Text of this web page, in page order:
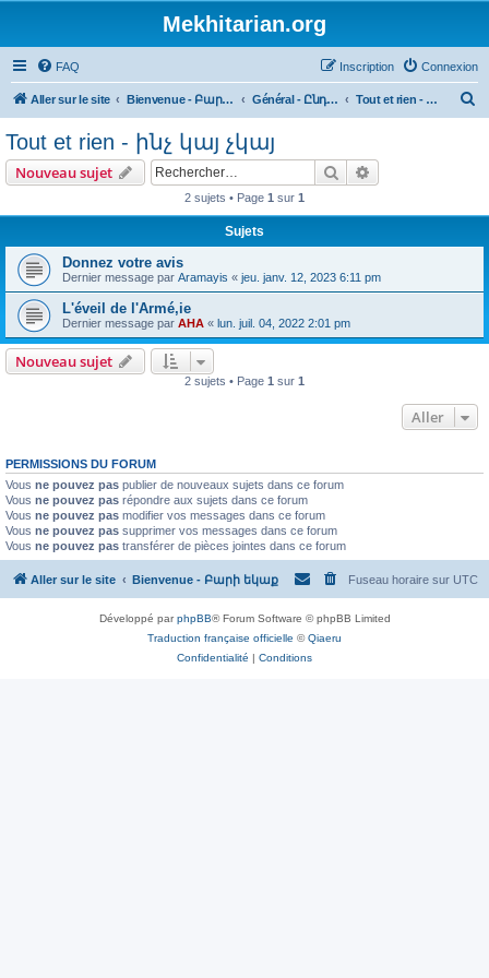
Mekhitarian.org
FAQ Connexion
Inscription
Aller sur le site Bienvenue - Բարի եկաք Général - Ընդհանուր Tout et rien - ինչ կայ չկայ
Tout et rien - ինչ կայ չկայ
Nouveau sujet Rechercher
2 sujets • Page 1 sur 1
Sujets
Donnez votre avis
Dernier message par Aramayis « jeu. janv. 12, 2023 6:11 pm
L'éveil de l'Armé,ie
Dernier message par AHA « lun. juil. 04, 2022 2:01 pm
Nouveau sujet
2 sujets • Page 1 sur 1
Aller
PERMISSIONS DU FORUM
Vous ne pouvez pas publier de nouveaux sujets dans ce forum
Vous ne pouvez pas répondre aux sujets dans ce forum
Vous ne pouvez pas modifier vos messages dans ce forum
Vous ne pouvez pas supprimer vos messages dans ce forum
Vous ne pouvez pas transférer de pièces jointes dans ce forum
Aller sur le site Bienvenue - Բարի եկաք Fuseau horaire sur UTC
Développé parphpBB® Forum Software © phpBB Limited
Traduction française officielle ©Qiaeru
Confidentialité | Conditions